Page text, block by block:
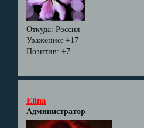
Откуда: Россия
Уважение: +17
Позитив: +7
Elina
Администратор